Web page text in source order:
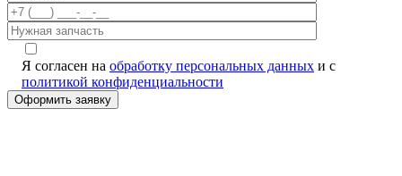
Я согласен на обработку персональных данных и с
политикой конфиденциальности